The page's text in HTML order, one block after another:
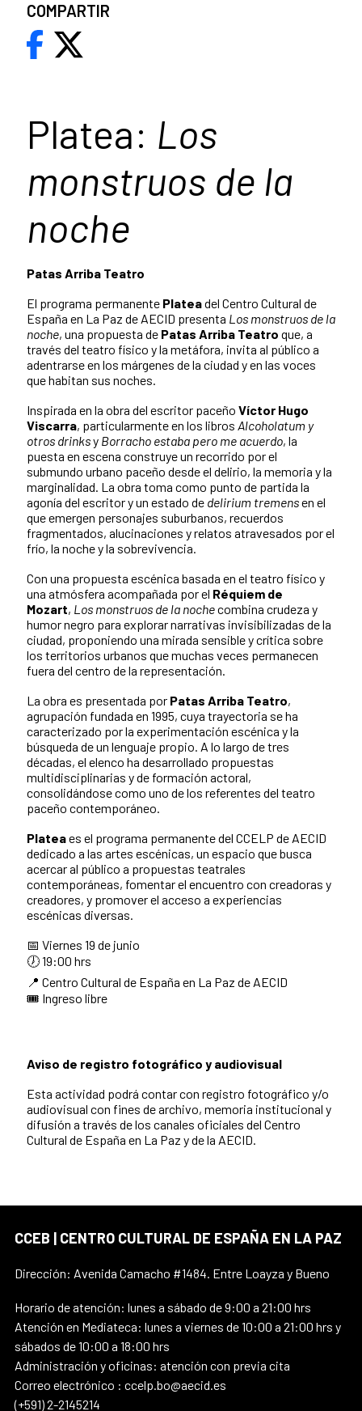
Platea: Los
monstruos de la
noche
Patas Arriba Teatro
El programa permanente Plateadel Centro Cultural de
España en La Paz de AECID presenta Los monstruos de la
noche, una propuesta de Patas Arriba Teatro que, a
través del teatro físico y la metáfora, invita al público a
adentrarse en los márgenes de la ciudad y en las voces
que habitan sus noches.
Inspirada en la obra del escritor paceño Víctor Hugo
Viscarra, particularmente en los libros Alcoholatum y
otros drinksy Borracho estaba pero me acuerdo, la
puesta en escena construye un recorrido por el
submundo urbano paceño desde el delirio, la memoria y la
marginalidad. La obra toma como punto de partida la
agonía del escritor y un estado de delirium tremensen el
que emergen personajes suburbanos, recuerdos
fragmentados, alucinaciones y relatos atravesados por el
frío, la noche y la sobrevivencia.
Con una propuesta escénica basada en el teatro físico y
una atmósfera acompañada por el Réquiem de
Mozart, Los monstruos de la nochecombina crudeza y
humor negro para explorar narrativas invisibilizadas de la
ciudad, proponiendo una mirada sensible y crítica sobre
los territorios urbanos que muchas veces permanecen
fuera del centro de la representación.
La obra es presentada por Patas Arriba Teatro,
agrupación fundada en 1995, cuya trayectoria se ha
caracterizado por la experimentación escénica y la
búsqueda de un lenguaje propio. A lo largo de tres
décadas, el elenco ha desarrollado propuestas
multidisciplinarias y de formación actoral,
consolidándose como uno de los referentes del teatro
paceño contemporáneo.
Plateaes el programa permanente del CCELP de AECID
dedicado a las artes escénicas, un espacio que busca
acercar al público a propuestas teatrales
contemporáneas, fomentar el encuentro con creadoras y
creadores, y promover el acceso a experiencias
escénicas diversas.
📅 Viernes 19 de junio
🕖 19:00 hrs
📍 Centro Cultural de España en La Paz de AECID
🎟️ Ingreso libre
Aviso de registro fotográfico y audiovisual
Esta actividad podrá contar con registro fotográfico y/o
audiovisual con fines de archivo, memoria institucional y
difusión a través de los canales oficiales del Centro
Cultural de España en La Paz y de la AECID.
COMPARTIR
CCEB | CENTRO CULTURAL DE ESPAÑA EN LA PAZ
Dirección: Avenida Camacho #1484. Entre Loayza y Bueno
Horario de atención: lunes a sábado de 9:00 a 21:00 hrs
Atención en Mediateca: lunes a viernes de 10:00 a 21:00 hrs y
sábados de 10:00 a 18:00 hrs
Administración y oficinas: atención con previa cita
Correo electrónico : ccelp.bo@aecid.es
(+591) 2-2145214